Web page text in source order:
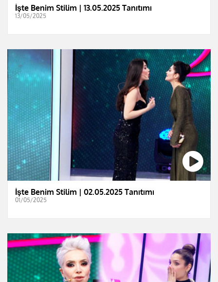
İşte Benim Stilim | 13.05.2025 Tanıtımı
13/05/2025
İşte Benim Stilim | 02.05.2025 Tanıtımı
01/05/2025